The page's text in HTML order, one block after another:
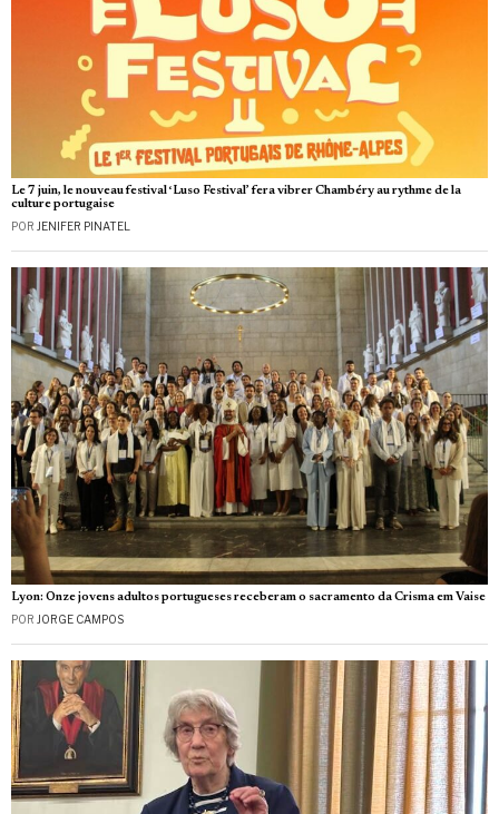
Le 7 juin, le nouveau festival ‘Luso Festival’ fera vibrer Chambéry au rythme de la
culture portugaise
POR JENIFER PINATEL
Lyon: Onze jovens adultos portugueses receberam o sacramento da Crisma em Vaise
POR JORGE CAMPOS